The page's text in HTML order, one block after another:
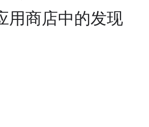
用商店中的发现